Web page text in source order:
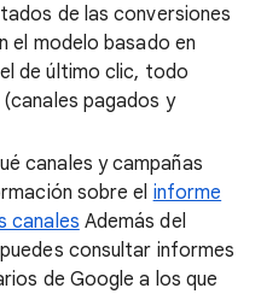
de las conversiones
el modelo basado en
de último clic, todo
pagados y
canales y campañas
sobre el informe
canales Además del
consultar informes
de Google a los que